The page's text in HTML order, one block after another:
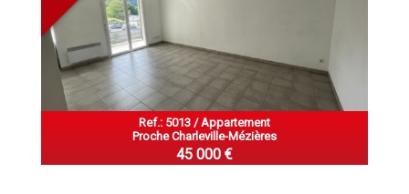
Ref.: 5013 / Appartement
Proche Charleville-Mézières
45 000 €